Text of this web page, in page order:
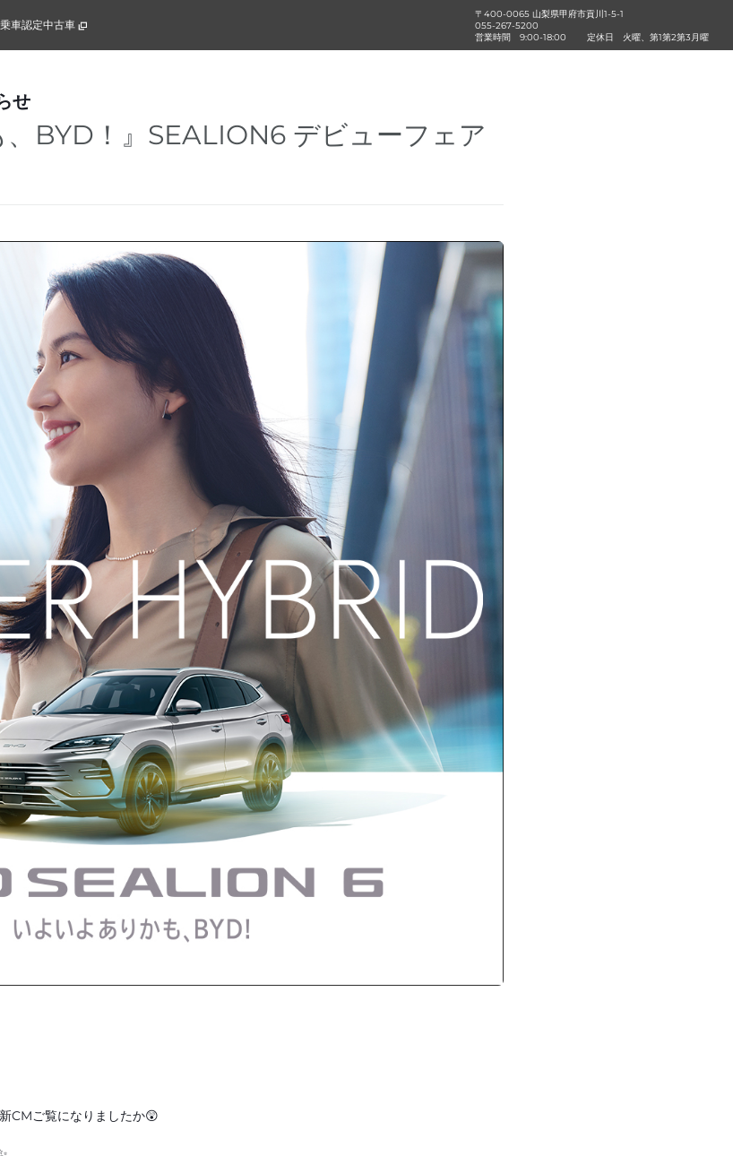
車認定中古車
〒400-0065 山梨県甲府市貢川1-5-1
055-267-5200
営業時間
9:00-18:00 定休日 火曜、第1第2第3月曜
せ
、BYD！』SEALION6 デビューフェア
CMご覧になりましたか😲